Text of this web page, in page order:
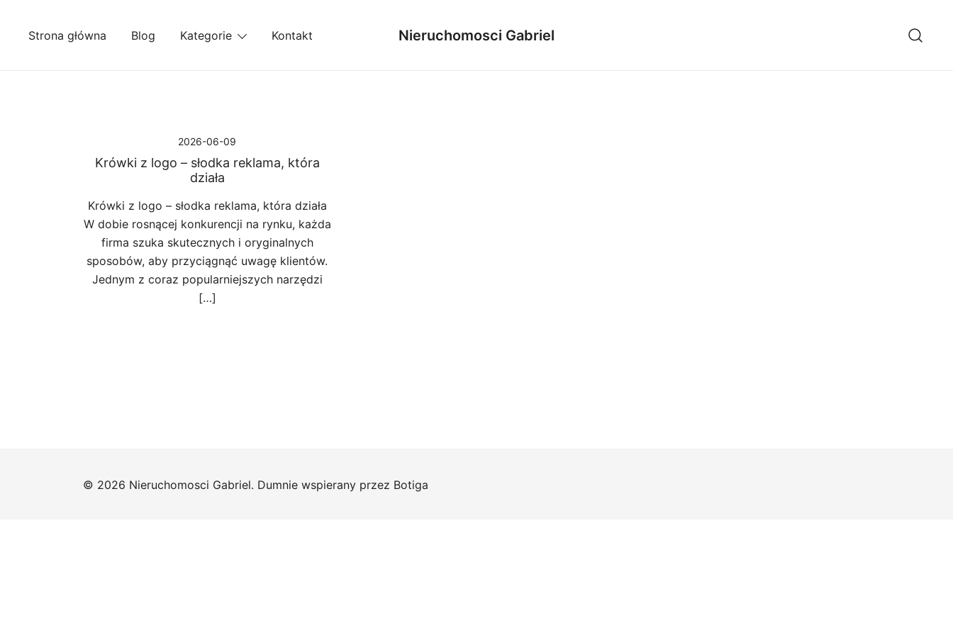
Strona główna Blog Kategorie Kontakt Nieruchomosci Gabriel
2026-06-09
Krówki z logo – słodka reklama, która
działa
Krówki z logo – słodka reklama, która działa
W dobie rosnącej konkurencji na rynku, każda
firma szuka skutecznych i oryginalnych
sposobów, aby przyciągnąć uwagę klientów.
Jednym z coraz popularniejszych narzędzi
[…]
© 2026 Nieruchomosci Gabriel. Dumnie wspierany przez Botiga